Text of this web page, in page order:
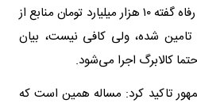
طباطبایی در مورد این که وزیر رفاه گفته ۱۰ هزار میلیارد تومان منابع از
تامین شده، ولی کافی نیست،‌ بیان
کالابرگ اجرا می‌شود.
تاکید کرد: مساله همین است که